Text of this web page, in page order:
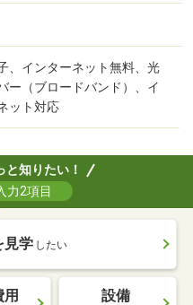
、インターネット無料、光
ー（ブロードバンド）、イ
ット対応
と知りたい！
力2項目
見学 したい
設備